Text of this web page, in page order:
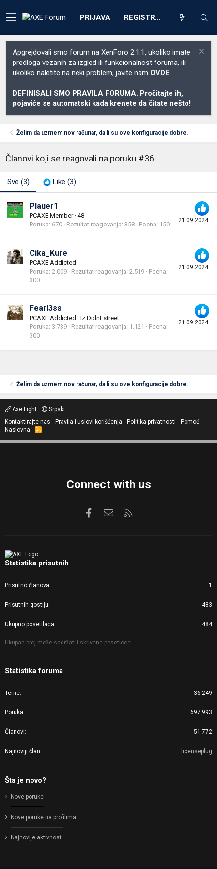
PRIJAVA REGISTRACIJA
Apgrejdovali smo forum na XenForo 2.1.1, ukoliko imate
predloga vezanih za izgled ili funkcionalnost foruma, ili
ukoliko naletite na neki problem, javite nam OVDE
DEFINISALI SMO PRAVILA FORUMA. Pročitajte ih,
pojaviće se automatski kada krenete da čitate nešto!
Želim da uzmem nov računar, da li su ove konfiguracije dobre.
Članovi koji se reagovali na poruku #36
Sve (3) Like (3)
21.09.2024.
Plauer1
PCAXE Member · 48
Poruka 670 Rezultat reagovanja 358 Poena 150
21.09.2024.
Cika_Kure
PCAXE Addicted
Poruka 2.009 Rezultat reagovanja 2.519
Poena
300
21.09.2024.
Fearl3ss
PCAXE Addicted · Iz Didnt street
Poruka 3.739 Rezultat reagovanja 1.121
Poena
300
Želim da uzmem nov računar, da li su ove konfiguracije dobre.
Axe Light
Srpski
Kontaktirajte nas
Pravila i uslovi korišćenja Politika privatnosti
Pomoć
Naslovna
R
S
Connect with us
FacebookKontaktirajte nas
Statistika prisutnih
Prisutno članova 1
Prisutnih gostiju 483
Ukupno posetilaca 484
Ukupan broj može sadržati i skrivene posetioce.
Statistika foruma
Teme 36.249
Poruka 697.993
Članovi 51.772
Najnoviji član licenseplug
Šta je novo?
Nove poruke
Nove poruke na profilima
Najnovije aktivnosti